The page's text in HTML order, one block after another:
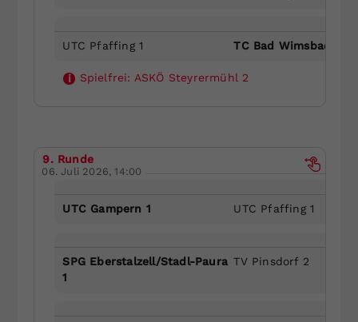
UTC Pfaffing 1 TC Bad Wimsbach 1
i Spielfrei: ASKÖ Steyrermühl 2
9. Runde
06. Juli 2026, 14:00
UTC Gampern 1 UTC Pfaffing 1
SPG Eberstalzell/Stadl-Paura
1
TV Pinsdorf 2